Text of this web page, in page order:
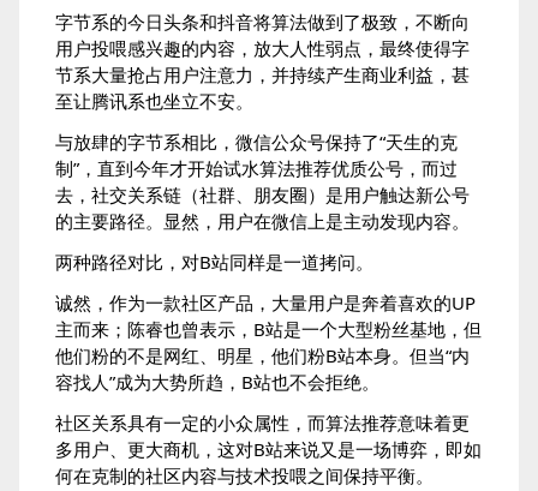
字节系的今日头条和抖音将算法做到了极致，不断向
用户投喂感兴趣的内容，放大人性弱点，最终使得字
节系大量抢占用户注意力，并持续产生商业利益，甚
至让腾讯系也坐立不安。
与放肆的字节系相比，微信公众号保持了“天生的克
制”，直到今年才开始试水算法推荐优质公号，而过
去，社交关系链（社群、朋友圈）是用户触达新公号
的主要路径。显然，用户在微信上是主动发现内容。
两种路径对比，对B站同样是一道拷问。
诚然，作为一款社区产品，大量用户是奔着喜欢的UP
主而来；陈睿也曾表示，B站是一个大型粉丝基地，但
他们粉的不是网红、明星，他们粉B站本身。但当“内
容找人”成为大势所趋，B站也不会拒绝。
社区关系具有一定的小众属性，而算法推荐意味着更
多用户、更大商机，这对B站来说又是一场博弈，即如
何在克制的社区内容与技术投喂之间保持平衡。